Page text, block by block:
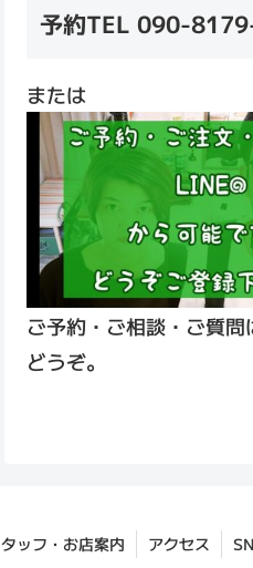
予約TEL 090-
または
ご予約・ご相談・ご質問
どうぞ。
ッフ・お店案内 アクセス